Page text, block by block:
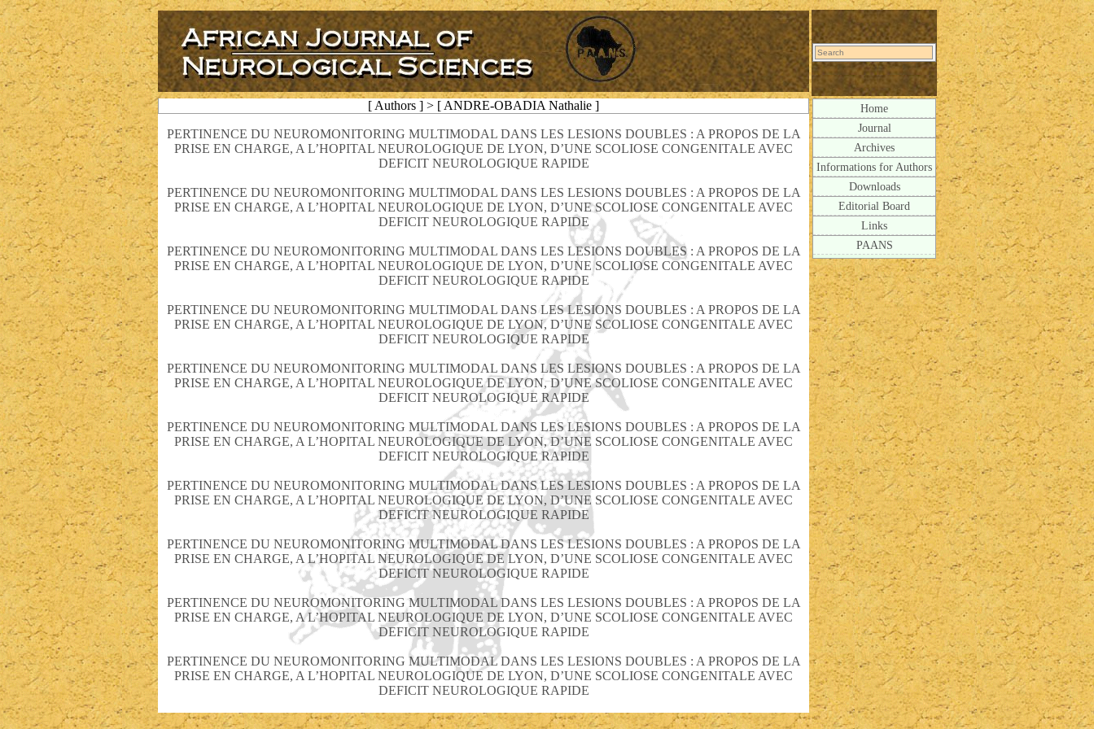
[ Authors ] > [ ANDRE-OBADIA Nathalie ]
PERTINENCE DU NEUROMONITORING MULTIMODAL DANS LES LESIONS DOUBLES : A PROPOS DE LA
PRISE EN CHARGE, A L’HOPITAL NEUROLOGIQUE DE LYON, D’UNE SCOLIOSE CONGENITALE AVEC
DEFICIT NEUROLOGIQUE RAPIDE
PERTINENCE DU NEUROMONITORING MULTIMODAL DANS LES LESIONS DOUBLES : A PROPOS DE LA
PRISE EN CHARGE, A L’HOPITAL NEUROLOGIQUE DE LYON, D’UNE SCOLIOSE CONGENITALE AVEC
DEFICIT NEUROLOGIQUE RAPIDE
PERTINENCE DU NEUROMONITORING MULTIMODAL DANS LES LESIONS DOUBLES : A PROPOS DE LA
PRISE EN CHARGE, A L’HOPITAL NEUROLOGIQUE DE LYON, D’UNE SCOLIOSE CONGENITALE AVEC
DEFICIT NEUROLOGIQUE RAPIDE
PERTINENCE DU NEUROMONITORING MULTIMODAL DANS LES LESIONS DOUBLES : A PROPOS DE LA
PRISE EN CHARGE, A L’HOPITAL NEUROLOGIQUE DE LYON, D’UNE SCOLIOSE CONGENITALE AVEC
DEFICIT NEUROLOGIQUE RAPIDE
PERTINENCE DU NEUROMONITORING MULTIMODAL DANS LES LESIONS DOUBLES : A PROPOS DE LA
PRISE EN CHARGE, A L’HOPITAL NEUROLOGIQUE DE LYON, D’UNE SCOLIOSE CONGENITALE AVEC
DEFICIT NEUROLOGIQUE RAPIDE
PERTINENCE DU NEUROMONITORING MULTIMODAL DANS LES LESIONS DOUBLES : A PROPOS DE LA
PRISE EN CHARGE, A L’HOPITAL NEUROLOGIQUE DE LYON, D’UNE SCOLIOSE CONGENITALE AVEC
DEFICIT NEUROLOGIQUE RAPIDE
PERTINENCE DU NEUROMONITORING MULTIMODAL DANS LES LESIONS DOUBLES : A PROPOS DE LA
PRISE EN CHARGE, A L’HOPITAL NEUROLOGIQUE DE LYON, D’UNE SCOLIOSE CONGENITALE AVEC
DEFICIT NEUROLOGIQUE RAPIDE
PERTINENCE DU NEUROMONITORING MULTIMODAL DANS LES LESIONS DOUBLES : A PROPOS DE LA
PRISE EN CHARGE, A L’HOPITAL NEUROLOGIQUE DE LYON, D’UNE SCOLIOSE CONGENITALE AVEC
DEFICIT NEUROLOGIQUE RAPIDE
PERTINENCE DU NEUROMONITORING MULTIMODAL DANS LES LESIONS DOUBLES : A PROPOS DE LA
PRISE EN CHARGE, A L’HOPITAL NEUROLOGIQUE DE LYON, D’UNE SCOLIOSE CONGENITALE AVEC
DEFICIT NEUROLOGIQUE RAPIDE
PERTINENCE DU NEUROMONITORING MULTIMODAL DANS LES LESIONS DOUBLES : A PROPOS DE LA
PRISE EN CHARGE, A L’HOPITAL NEUROLOGIQUE DE LYON, D’UNE SCOLIOSE CONGENITALE AVEC
DEFICIT NEUROLOGIQUE RAPIDE
Home
Journal
Archives
Informations for Authors
Downloads
Editorial Board
Links
PAANS